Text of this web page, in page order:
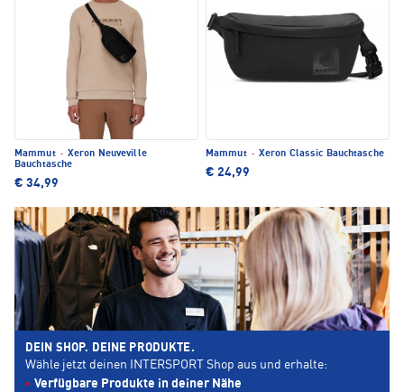
Mammut · Xeron Neuveville
Bauchtasche
€ 34,99
Mammut · Xeron Classic Bauchtasche
€ 24,99
DEIN SHOP. DEINE PRODUKTE.
Wähle jetzt deinen INTERSPORT Shop aus und erhalte:
Verfügbare Produkte in deiner Nähe